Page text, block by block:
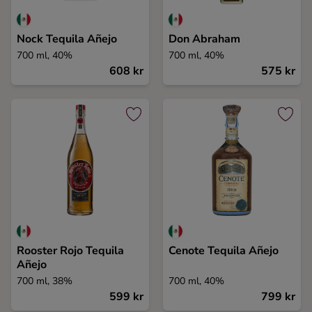
Nock Tequila Añejo
700 ml, 40%
608 kr
Don Abraham
700 ml, 40%
575 kr
Rooster Rojo Tequila
Añejo
700 ml, 38%
599 kr
Cenote Tequila Añejo
700 ml, 40%
799 kr